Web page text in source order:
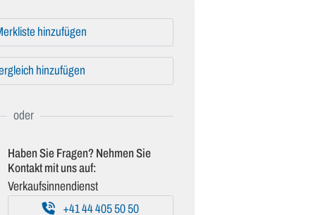
hinzufügen
hinzufügen
Haben Sie Fragen? Nehmen Sie
Kontakt mit uns auf:
Verkaufsinnendienst
+41 44 405 50 50